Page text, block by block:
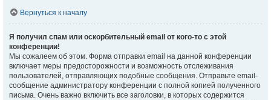
Вернуться к началу
Я получил спам или оскорбительный email от кого-то с этой
конференции!
Мы сожалеем об этом. Форма отправки email на данной конференции
включает меры предосторожности и возможность отслеживания
пользователей, отправляющих подобные сообщения. Отправьте email-
сообщение администратору конференции с полной копией полученного
письма. Очень важно включить все заголовки, в которых содержится